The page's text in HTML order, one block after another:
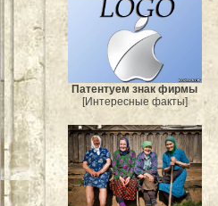
Патентуем знак фирмы
[Интересные факты]